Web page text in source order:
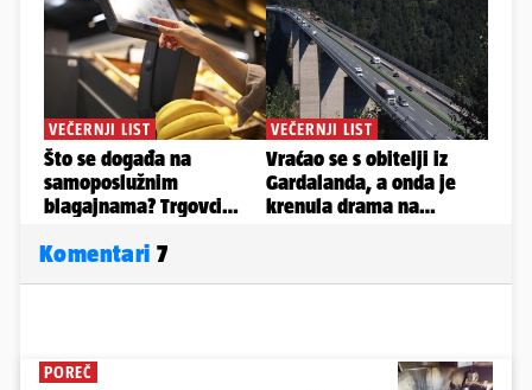
Komentari 7
POREČ